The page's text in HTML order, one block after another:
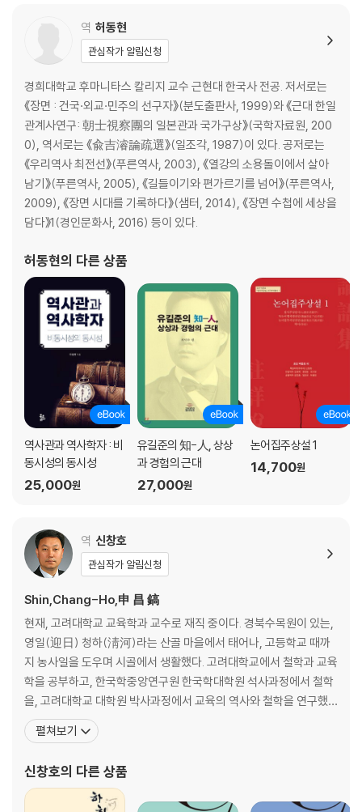
역 허동현
관심작가 알림신청
경희대학교 후마니타스 칼리지 교수 근현대 한국사 전공. 저서로는
《장면 : 건국·외교·민주의 선구자》(분도출판사, 1999)와 《근대 한일
관계사연구: 朝士視察團의 일본관과 국가구상》(국학자료원, 200
0), 역서로는 《兪吉濬論疏選》(일조각, 1987)이 있다. 공저로는
《우리역사 최전선》(푸른역사, 2003), 《열강의 소용돌이에서 살아
남기》(푸른역사, 2005), 《길들이기와 편가르기를 넘어》(푸른역사,
2009), 《장면 시대를 기록하다》(샘터, 2014), 《장면 수첩에 세상을
담다》1(경인문화사, 2016) 등이 있다.
허동현의 다른 상품
역사관과 역사학자 : 비
동시성의 동시성
25,000원
유길준의 知-人, 상상
과 경험의 근대
27,000원
논어집주상설 1
14,700원
역 신창호
관심작가 알림신청
Shin,Chang-Ho,申 昌 鎬
현재, 고려대학교 교육학과 교수로 재직 중이다. 경북수목원이 있는,
영일(迎日) 청하(淸河)라는 산골 마을에서 태어나, 고등학교 때까
지 농사일을 도우며 시골에서 생활했다. 고려대학교에서 철학과 교육
학을 공부하고, 한국학중앙연구원 한국학대학원 석사과정에서 철학
을, 고려대학교 대학원 박사과정에서 교육의 역사와 철학을 연구했
다. 교내 활동으로는 고려대학교 입학사정관실장/교양교육실장/평
생교육원장/교육문제연구소장 등을 역임하였고, 교외 활동으로는
장/한국학중앙연구원 이사 등을 맡아 봉사하였다. 국외에서는 중국
(中國) 헝
펼쳐보기
신창호의 다른 상품